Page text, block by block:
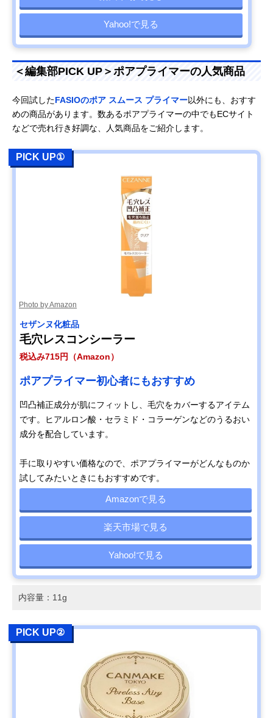
Yahoo!で見る
＜編集部PICK UP＞ポアプライマーの人気商品
今回試したFASIOのポア スムース プライマー以外にも、おすす
めの商品があります。数あるポアプライマーの中でもECサイト
などで売れ行き好調な、人気商品をご紹介します。
PICK UP①
Photo by Amazon
セザンヌ化粧品
毛穴レスコンシーラー
税込み715円（Amazon）
ポアプライマー初心者にもおすすめ
凹凸補正成分が肌にフィットし、毛穴をカバーするアイテム
です。ヒアルロン酸・セラミド・コラーゲンなどのうるおい
成分を配合しています。
手に取りやすい価格なので、ポアプライマーがどんなものか
試してみたいときにもおすすめです。
Amazonで見る
楽天市場で見る
Yahoo!で見る
内容量：11g
PICK UP②